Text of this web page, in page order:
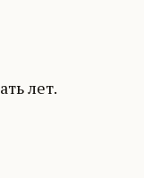
лет.